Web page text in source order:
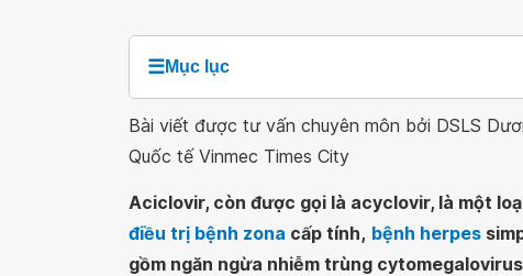
☰Mục lục
Bài viết được tư vấn chuyên môn bởi DSLS
Quốc tế Vinmec Times City
Aciclovir, còn được gọi là acyclovir, là một
điều trị bệnh zona cấp tính, bệnh herpes
gồm ngăn ngừa nhiễm trùng